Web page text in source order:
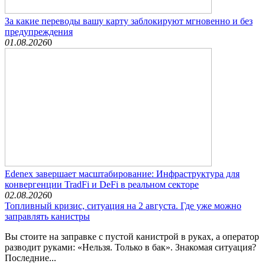
За какие переводы вашу карту заблокируют мгновенно и без
предупреждения
01.08.20260
Edenex завершает масштабирование: Инфраструктура для
конвергенции TradFi и DeFi в реальном секторе
02.08.20260
Топливный кризис, ситуация на 2 августа. Где уже можно
заправлять канистры
Вы стоите на заправке с пустой канистрой в руках, а оператор
разводит руками: «Нельзя. Только в бак». Знакомая ситуация?
Последние...